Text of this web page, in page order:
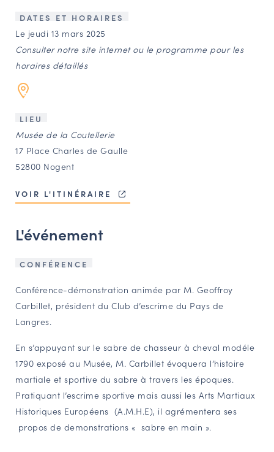
CONTACT
Agenda
Annuaire
Ressources
OFFRES D’EMPLOI ET DE STAGE
OUTILS EN LIGNE
Espace acteurs
NAVIGATION FILTRÉE « ACTEURS »
Comité d'Histoire Régionale
Service Inventaire et Patrimoines de la Région Grand Est
DATES ET HORAIRES
Le jeudi 13 mars 2025
Consulter notre site internet ou le programme pour les
horaires détaillés
LIEU
Musée de la Coutellerie
17 Place Charles de Gaulle
52800 Nogent
VOIR L'ITINÉRAIRE
L'événement
CONFÉRENCE
Conférence-démonstration animée par M. Geoffroy
Carbillet, président du Club d’escrime du Pays de
Langres.
En s’appuyant sur le sabre de chasseur à cheval modéle
1790 exposé au Musée, M. Carbillet évoquera l’histoire
martiale et sportive du sabre à travers les époques.
Pratiquant l’escrime sportive mais aussi les Arts Martiaux
Historiques Européens (A.M.H.E), il agrémentera ses
propos de demonstrations « sabre en main ».